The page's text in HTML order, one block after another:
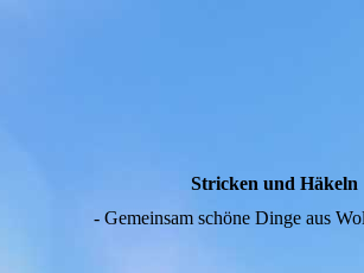
Stricken und Häkeln
- Gemeinsam schöne Dinge aus